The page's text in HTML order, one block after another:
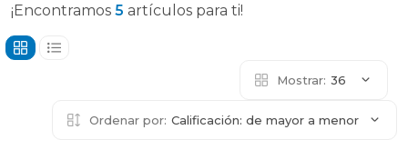
¡Encontramos 5 artículos para ti!
Mostrar: 36
Ordenar por: Calificación: de mayor a menor